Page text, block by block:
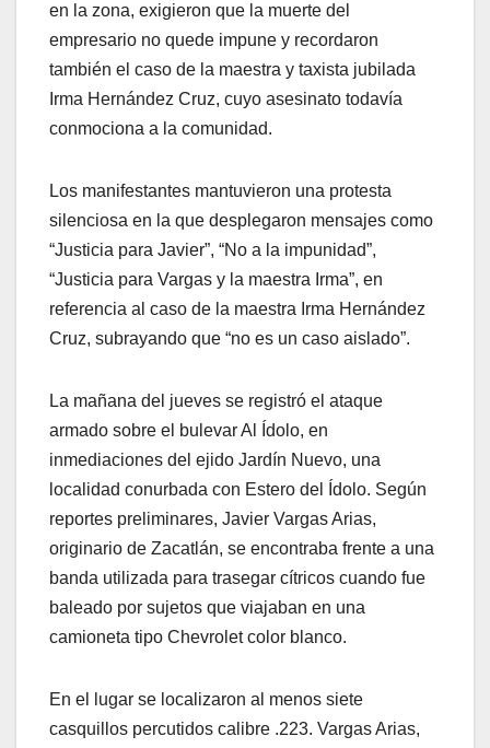
en la zona, exigieron que la muerte del
empresario no quede impune y recordaron
también el caso de la maestra y taxista jubilada
Irma Hernández Cruz, cuyo asesinato todavía
conmociona a la comunidad.
Los manifestantes mantuvieron una protesta
silenciosa en la que desplegaron mensajes como
“Justicia para Javier”, “No a la impunidad”,
“Justicia para Vargas y la maestra Irma”, en
referencia al caso de la maestra Irma Hernández
Cruz, subrayando que “no es un caso aislado”.
La mañana del jueves se registró el ataque
armado sobre el bulevar Al Ídolo, en
inmediaciones del ejido Jardín Nuevo, una
localidad conurbada con Estero del Ídolo. Según
reportes preliminares, Javier Vargas Arias,
originario de Zacatlán, se encontraba frente a una
banda utilizada para trasegar cítricos cuando fue
baleado por sujetos que viajaban en una
camioneta tipo Chevrolet color blanco.
En el lugar se localizaron al menos siete
casquillos percutidos calibre .223. Vargas Arias,